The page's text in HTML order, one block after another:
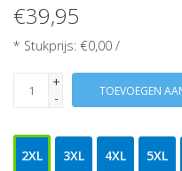
€39,95
* Stukprijs: €0,00 /
+
-
TOEVOEGEN
2XL 3XL 4XL 5XL